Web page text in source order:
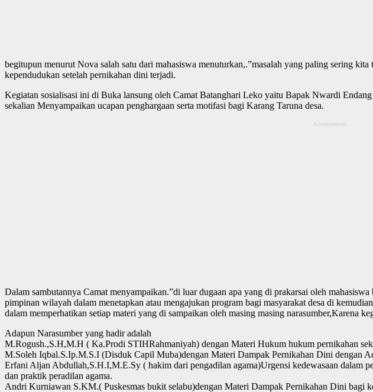
begitupun menurut Nova salah satu dari mahasiswa menuturkan,.”masalah yang paling sering
kependudukan setelah pernikahan dini terjadi.
Kegiatan sosialisasi ini di Buka lansung oleh Camat Batanghari Leko yaitu Bapak Nwardi
sekalian Menyampaikan ucapan penghargaan serta motifasi bagi Karang Taruna desa.
Advertisement
Dalam sambutannya Camat menyampaikan.”di luar dugaan apa yang di prakarsai oleh
pimpinan wilayah dalam menetapkan atau mengajukan program bagi masyarakat desa di
dalam memperhatikan setiap materi yang di sampaikan oleh masing masing narasumber,Karena
Adapun Narasumber yang hadir adalah
M.Rogush.,S.H,M.H ( Ka.Prodi STIHRahmaniyah) dengan Materi Hukum hukum pernikahan
M.Soleh Iqbal.S.Ip.M.S.I (Disduk Capil Muba)dengan Materi Dampak Pernikahan Dini dengan
Erfani Aljan Abdullah,S.H.I,M.E.Sy ( hakim dari pengadilan agama)Urgensi kedewasaan dalam
dan praktik peradilan agama.
Andri Kurniawan S.KM.( Puskesmas bukit selabu)dengan Materi Dampak Pernikahan Dini bagi